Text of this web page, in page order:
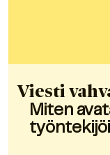
Viesti
Miten